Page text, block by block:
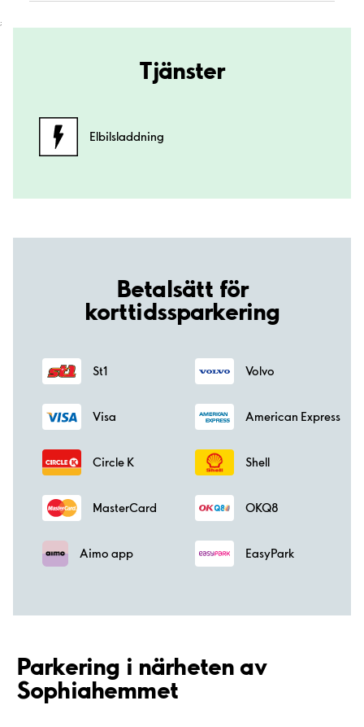
;
Tjänster
Elbilsladdning
Betalsätt för
korttidssparkering
St1 Volvo
Visa American Express
Circle K Shell
MasterCard OKQ8
Aimo app EasyPark
Parkering i närheten av
Sophiahemmet